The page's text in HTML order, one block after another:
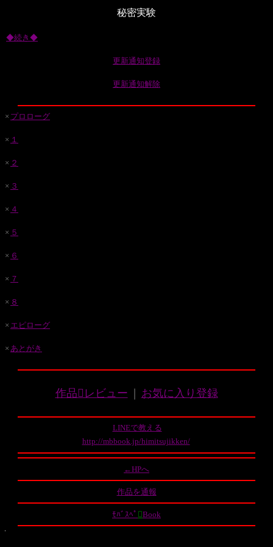
秘密実験
◆続き◆
更新通知登録
更新通知解除
× プロローグ
× １
× ２
× ３
× ４
× ５
× ６
× ７
× ８
× エピローグ
× あとがき
作品レビュー お気に入り登録
LINEで教える
http://mbbook.jp/himitsujikken/
←HPへ
作品を通報
ﾓﾊﾞｽﾍﾟ Book